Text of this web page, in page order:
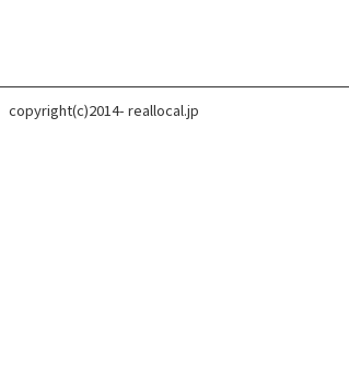
copyright(c)2014- reallocal.jp